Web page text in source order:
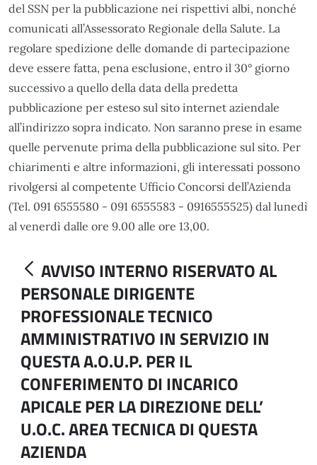
del SSN per la pubblicazione nei rispettivi albi, nonché
comunicati all’Assessorato Regionale della Salute. La
regolare spedizione delle domande di partecipazione
deve essere fatta, pena esclusione, entro il 30° giorno
successivo a quello della data della predetta
pubblicazione per esteso sul sito internet aziendale
all’indirizzo sopra indicato. Non saranno prese in esame
quelle pervenute prima della pubblicazione sul sito. Per
chiarimenti e altre informazioni, gli interessati possono
rivolgersi al competente Ufficio Concorsi dell’Azienda
(Tel. 091 6555580 - 091 6555583 - 0916555525) dal lunedì
al venerdì dalle ore 9.00 alle ore 13,00.
AVVISO INTERNO RISERVATO AL
PERSONALE DIRIGENTE
PROFESSIONALE TECNICO
AMMINISTRATIVO IN SERVIZIO IN
QUESTA A.O.U.P. PER IL
CONFERIMENTO DI INCARICO
APICALE PER LA DIREZIONE DELL’
U.O.C. AREA TECNICA DI QUESTA
AZIENDA